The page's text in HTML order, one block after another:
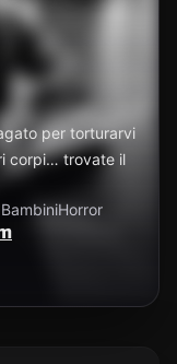
per torturarvi
corpi… trovate il
Horror